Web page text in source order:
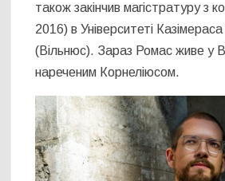
також закінчив магістратуру з
2016) в Університеті
(Вільнюс). Зараз Ромас живе у
нареченим Корнеліюсом.